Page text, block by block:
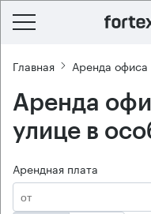
Главная Аренда
Аренда
улице в
Арендная плата